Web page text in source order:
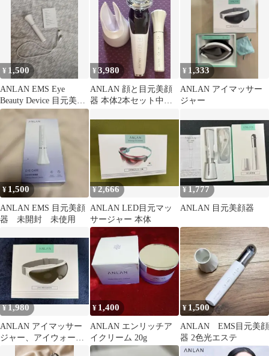
ア リフトケア おうちエ
¥ 1,500
ANLAN EMS Eye
Beauty Device 目元美顔
器
¥3,980
ANLAN 顔と目元美顔
器 本体2本セット中古
¥ 1,333
ANLAN アイマッサー
ジャー
¥ 1,500
ANLAN EMS 目元美顔
器 未開封 未使用
¥2,666
ANLAN LED目元マッ
サージャー 本体
¥1,777
ANLAN 目元美顔器
¥1,980
ANLAN アイマッサー
ジャー、アイウォーマ
¥ 1,400
ANLAN エンリッチア
イクリーム 20g
¥1,500
ANLAN EMS目元美顔
器 2色光エステ